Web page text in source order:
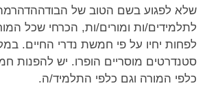
שלא לפגוע בשם הטוב של הבודההדהרמה
לתלמידים/ות ומורים/ות, הכרחי שכל
לפחות יחיו על פי חמשת נדרי החיים.
סטנדרטים מוסריים הופרו. יש להפנות
כלפי המורה וגם כלפי התלמיד/ה.